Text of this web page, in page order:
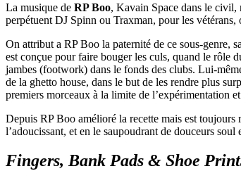
La musique de RP Boo, Kavain Space dans le civil,
perpétuent DJ Spinn ou Traxman, pour les
On attribut a RP Boo la paternité de ce sous-genre,
est conçue pour faire bouger les culs, quand le rôle
jambes (footwork) dans le fonds des clubs. Lui-
de la ghetto house, dans le but de les rendre plus
premiers morceaux à la limite de l’expérimentation
Depuis RP Boo amélioré la recette mais est
l’adoucissant, et en le saupoudrant de douceurs
Fingers, Bank Pads & Shoe